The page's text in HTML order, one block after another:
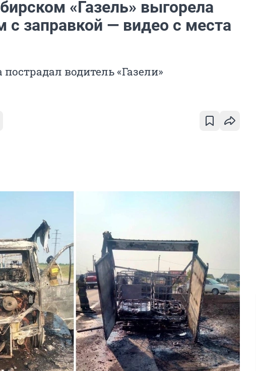
«Газель» выгорела
с заправкой — видео с места
водитель «Газели»